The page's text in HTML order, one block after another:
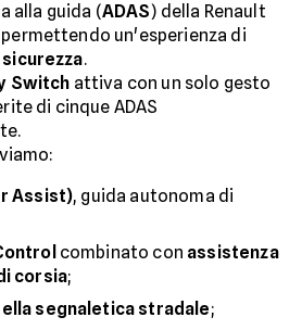
alla guida (ADAS) della Renault
permettendo un'esperienza di
.
Switch attiva con un solo gesto
di cinque ADAS
Assist), guida autonoma di
combinato con assistenza
corsia;
segnaletica stradale;